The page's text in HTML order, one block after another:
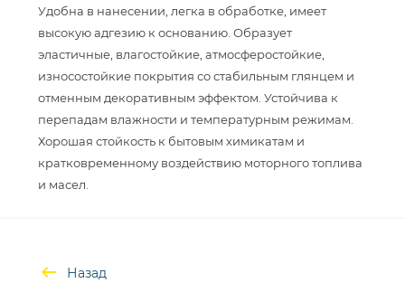
Удобна в нанесении, легка в обработке, имеет
высокую адгезию к основанию. Образует
эластичные, влагостойкие, атмосферостойкие,
износостойкие покрытия со стабильным глянцем и
отменным декоративным эффектом. Устойчива к
перепадам влажности и температурным режимам.
Хорошая стойкость к бытовым химикатам и
кратковременному воздействию моторного топлива
Назад